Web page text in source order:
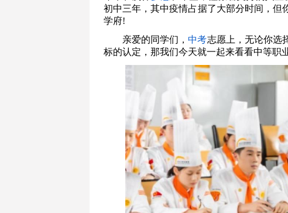
初中三年，其中疫情占据了大部分时间，但
学府!
亲爱的同学们，中考志愿上，无论你选
标的认定，那我们今天就一起来看看中等职